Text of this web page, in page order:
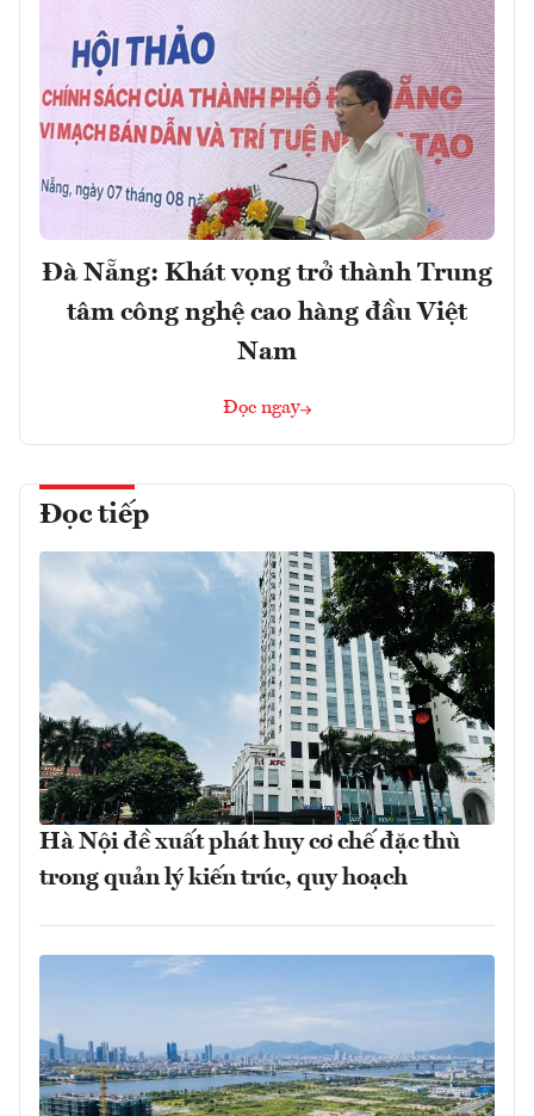
Đà Nẵng: Khát vọng trở thành Trung
tâm công nghệ cao hàng đầu Việt
Nam
Đọc ngay
Đọc tiếp
Hà Nội đề xuất phát huy cơ chế đặc thù
trong quản lý kiến trúc, quy hoạch